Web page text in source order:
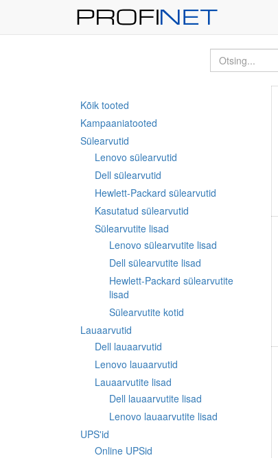
Kõik tooted
Kampaaniatooted
Sülearvutid
Lenovo sülearvutid
Dell sülearvutid
Hewlett-Packard sülearvutid
Kasutatud sülearvutid
Sülearvutite lisad
Lenovo sülearvutite lisad
Dell sülearvutite lisad
Hewlett-Packard sülearvutite
lisad
Sülearvutite kotid
Lauaarvutid
Dell lauaarvutid
Lenovo lauaarvutid
Lauaarvutite lisad
Dell lauaarvutite lisad
Lenovo lauaarvutite lisad
UPS'id
Online UPSid